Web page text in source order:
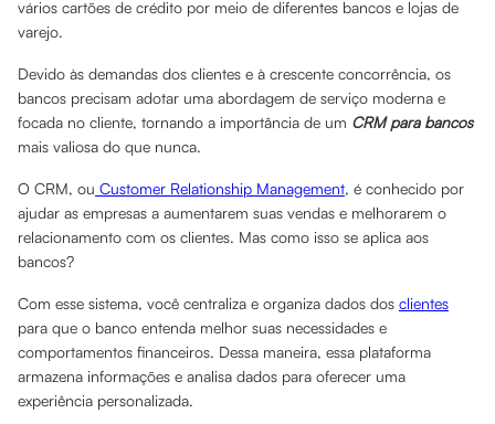
vários cartões de crédito por meio de diferentes bancos e lojas de
varejo.
Devido às demandas dos clientes e à crescente concorrência, os
bancos precisam adotar uma abordagem de serviço moderna e
focada no cliente, tornando a importância de um CRM para bancos
mais valiosa do que nunca.
O CRM, ou Customer Relationship Management, é conhecido por
ajudar as empresas a aumentarem suas vendas e melhorarem o
relacionamento com os clientes. Mas como isso se aplica aos
bancos?
Com esse sistema, você centraliza e organiza dados dos clientes
para que o banco entenda melhor suas necessidades e
comportamentos financeiros. Dessa maneira, essa plataforma
armazena informações e analisa dados para oferecer uma
experiência personalizada.